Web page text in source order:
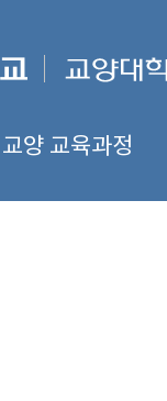
교양 교육과정